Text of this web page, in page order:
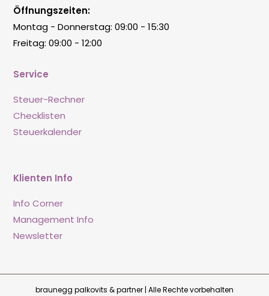
Service
Steuer-Rechner
Checklisten
Steuerkalender
Klienten Info
Info Corner
Management Info
Newsletter
Öffnungszeiten:
Montag - Donnerstag: 09:00 - 15:30
Freitag: 09:00 - 12:00
braunegg palkovits & partner | Alle Rechte vorbehalten